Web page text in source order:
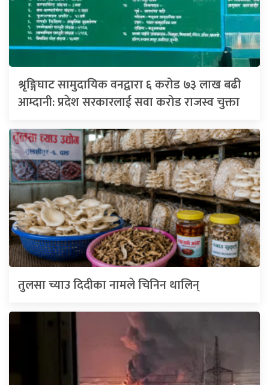
श्रृङ्गिघाट सामुदायिक वनद्वारा ६ करोड ७३ लाख बढी
आम्दानी: प्रदेश सरकारलाई सवा करोड राजस्व चुक्ता
तुलसा च्याउ दिदीका नामले चिनिन थालिन्